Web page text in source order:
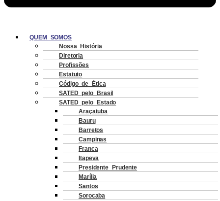
QUEM SOMOS
Nossa História
Diretoria
Profissões
Estatuto
Código de Ética
SATED pelo Brasil
SATED pelo Estado
Araçatuba
Bauru
Barretos
Campinas
Franca
Itapeva
Presidente Prudente
Marília
Santos
Sorocaba